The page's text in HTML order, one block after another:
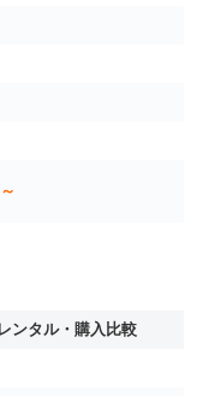
ンタル・購入比較